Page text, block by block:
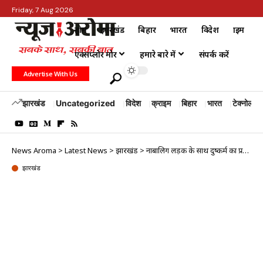
Friday, 7 Aug 2026
होम झारखंड बिहार भारत विदेश क्राइम
एक्सप्लोर मोर हमारे बारे में संपर्क करें
Advertise With Us
झारखंड Uncategorized विदेश क्राइम बिहार भारत टेक्नोलॉजी
News Aroma > Latest News > झारखंड >नाबालिग लड़की के साथ दुष्कर्म का प्रयास, तीन नाबालिग लड़के गिरफ्तार
झारखंड